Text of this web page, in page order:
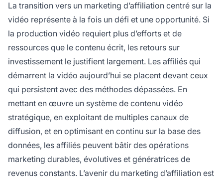
La transition vers un marketing d’affiliation centré sur la
vidéo représente à la fois un défi et une opportunité. Si
la production vidéo requiert plus d’efforts et de
ressources que le contenu écrit, les retours sur
investissement le justifient largement. Les affiliés qui
démarrent la vidéo aujourd’hui se placent devant ceux
qui persistent avec des méthodes dépassées. En
mettant en œuvre un système de contenu vidéo
stratégique, en exploitant de multiples canaux de
diffusion, et en optimisant en continu sur la base des
données, les affiliés peuvent bâtir des opérations
marketing durables, évolutives et génératrices de
revenus constants. L’avenir du marketing d’affiliation est